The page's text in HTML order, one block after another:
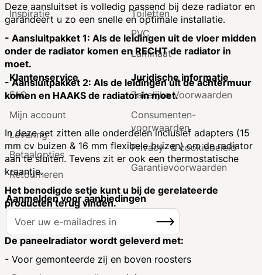
Deze aansluitset is volledig passend bij deze radiator en
garandeert u zo een snelle en optimale installatie.
- Aansluitpakket 1: Als de leidingen uit de vloer midden
onder de radiator komen en RECHT de radiator in
moet.
- Aansluitpakket 2: Als de leidingen uit de achtermuur
komen en HAAKS de radiator in moet.
In deze set zitten alle onderdelen inclusief adapters (15
mm cv buizen & 16 mm flexibele buizen) om de radiator
aan te sluiten. Tevens zit er ook een thermostatische
kraantje.
Het benodigde setje kunt u bij de gerelateerde
producten terug vinden.
De paneelradiator wordt geleverd met:
- Voor gemonteerde zij en boven roosters
Inspiratie
Toiletten
PVC
Laminaat
Klantenservice
FAQ
Mijn account
Levering
Betaalopties
Retourneren
Juridische informatie
Zakelijke Voorwaarden
Consumenten­
voorwaarden
Privacy- & cookiebeleid
Garantie­voorwaarden
Aanmelden voor aanbiedingen
A
o
Inschrijven